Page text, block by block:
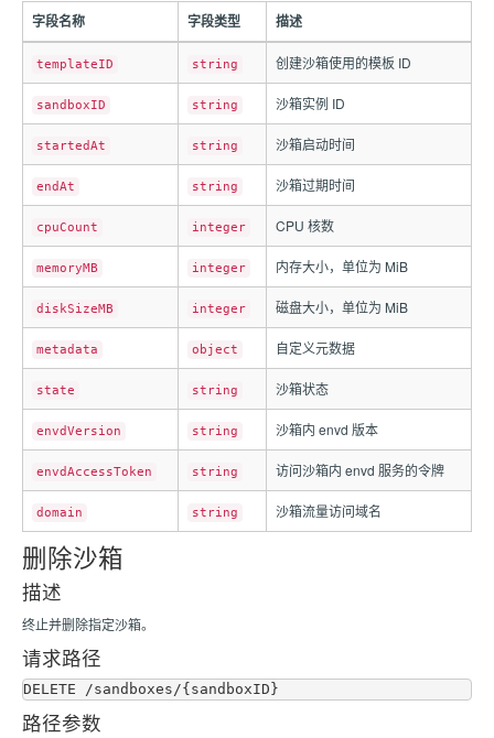
字段名称 字段类型 描述
templateID string 创建沙箱使用的模板 ID
sandboxID string 沙箱实例 ID
startedAt string 沙箱启动时间
endAt string 沙箱过期时间
cpuCount integer CPU 核数
memoryMB integer 内存大小，单位为 MiB
diskSizeMB integer 磁盘大小，单位为 MiB
metadata object 自定义元数据
state string 沙箱状态
envdVersion string 沙箱内 envd 版本
envdAccessToken string 访问沙箱内 envd 服务的令牌
domain string 沙箱流量访问域名
删除沙箱
描述
终止并删除指定沙箱。
请求路径
路径参数